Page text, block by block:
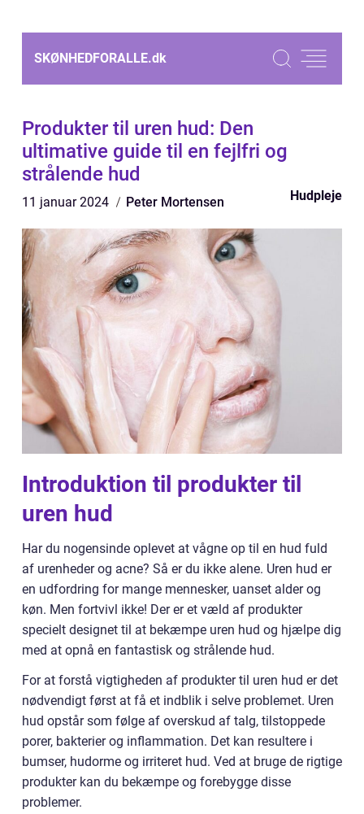
SKØNHEDFORALLE.dk
Produkter til uren hud: Den
ultimative guide til en fejlfri og
strålende hud
11 januar 2024 Peter Mortensen Hudpleje
Introduktion til produkter til
uren hud
Har du nogensinde oplevet at vågne op til en hud fuld
af urenheder og acne? Så er du ikke alene. Uren hud er
en udfordring for mange mennesker, uanset alder og
køn. Men fortvivl ikke! Der er et væld af produkter
specielt designet til at bekæmpe uren hud og hjælpe dig
med at opnå en fantastisk og strålende hud.
For at forstå vigtigheden af produkter til uren hud er det
nødvendigt først at få et indblik i selve problemet. Uren
hud opstår som følge af overskud af talg, tilstoppede
porer, bakterier og inflammation. Det kan resultere i
bumser, hudorme og irriteret hud. Ved at bruge de rigtige
produkter kan du bekæmpe og forebygge disse
problemer.